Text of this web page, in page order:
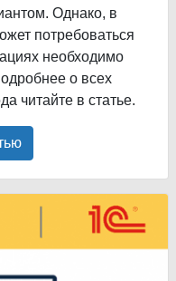
Однако, в
потребоваться
необходимо
о всех
читайте в статье.